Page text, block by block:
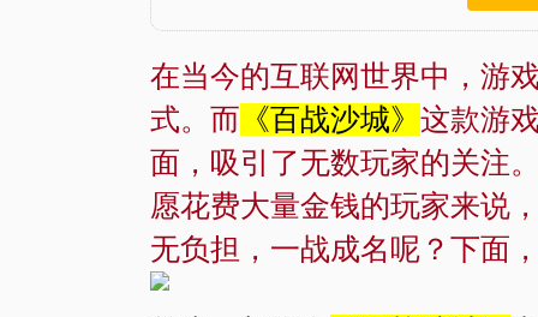
在当今的互联网世界中，游
式。而 《百战沙城》 这款游
面，吸引了无数玩家的关注
愿花费大量金钱的玩家来说
无负担，一战成名呢？下面